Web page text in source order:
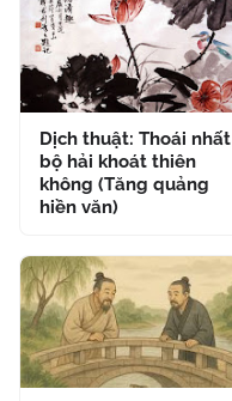
Dịch thuật: Thoái nhất
bộ hải khoát thiên
không (Tăng quảng
hiền văn)